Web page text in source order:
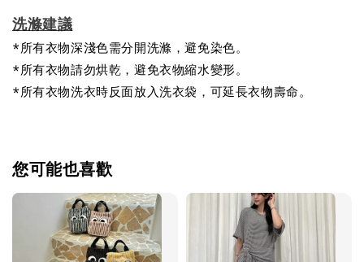
洗滌建議
*所有衣物深淺色需分開洗滌，避免染色。
*所有衣物請勿烘乾，避免衣物縮水變形。
*所有衣物洗衣時反面放入洗衣袋，可延長衣物壽命。
您可能也喜歡